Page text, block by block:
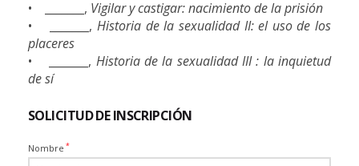
• _______, Vigilar y castigar: nacimiento de la prisión
• _______,Historia de la sexualidad II: el uso de los
placeres
• _______, Historia de la sexualidad III : la inquietud
de sí
SOLICITUD DE INSCRIPCIÓN
Nombre *